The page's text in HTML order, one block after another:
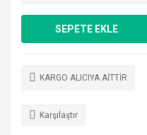
SEPETE EKLE
KARGO ALICIYA AİTTİR
Karşılaştır